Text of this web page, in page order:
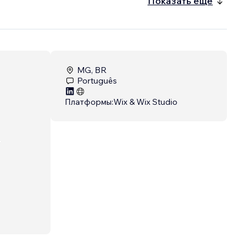
MG, BR
Português
Платформы:Wix & Wix Studio